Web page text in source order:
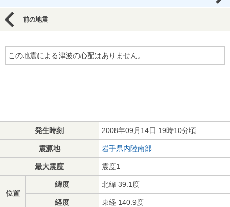
前の地震
この地震による津波の心配はありません。
発生時刻 2008年09月14日 19時10分頃
震源地 岩手県内陸南部
最大震度 震度1
位置
緯度 北緯 39.1度
経度 東経 140.9度